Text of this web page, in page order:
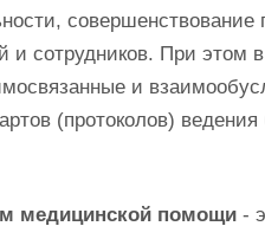
и сотрудников. При
и
(протоколов)
медицинской помощи -